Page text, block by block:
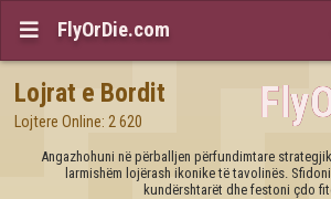
 FlyOrDie.com
Lojrat e Bordit
Lojtere Online: 2 620
Angazhohuni në përballjen përfundimtare
larmishëm lojërash ikonike të tavolinës.
kundërshtarët dhe festoni çdo